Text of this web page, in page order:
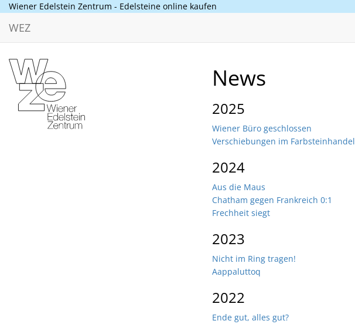
Wiener Edelstein Zentrum - Edelsteine online kaufen
WEZ
News
2025
Wiener Büro geschlossen
Verschiebungen im Farbsteinhandel
2024
Aus die Maus
Chatham gegen Frankreich 0:1
Frechheit siegt
2023
Nicht im Ring tragen!
Aappaluttoq
2022
Ende gut, alles gut?